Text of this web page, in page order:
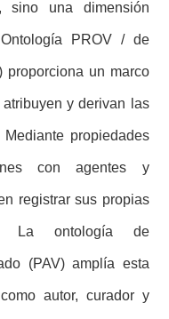
sino una dimensión
PROV / de
proporciona un marco
y derivan las
propiedades
con agentes y
registrar sus propias
La ontología de
(PAV) amplía esta
autor, curador y